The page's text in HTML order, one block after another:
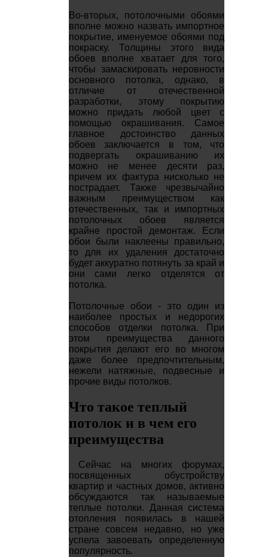
Во-вторых, потолочными обоями
вполне можно назвать импортное
покрытие, именуемое обоями под
покраску. Толщины этого вида
обоев вполне хватает для того,
чтобы замаскировать неровности
основного потолка, однако, в
отличие от отечественной
разработки, этому покрытию
можно придать любой цвет с
помощью окрашивания. Самое
главное достоинство данных
обоев заключается в том, что
подвергать окрашиванию их
можно не менее десяти раз,
причем их фактура нисколько не
пострадает. Также чрезвычайно
важным преимуществом как
отечественных, так и импортных
потолочных обоев является
крайне простой демонтаж. Если
обои были наклеены правильно,
то для их удаления достаточно
будет аккуратно потянуть за край и
они сами легко отделятся от
потолка.
Потолочные обои - это один из
наиболее простых и недорогих
способов отделки потолка. При
этом преимущества данного
покрытия делают его во многом
даже более предпочтительным,
нежели натяжные, подвесные и
прочие виды потолков.
Что такое теплый
потолок и в чем его
преимущества
Сейчас на многих форумах,
посвященных обустройству
квартир и частных домов, активно
обсуждаются так называемые
теплые потолки. Данная система
отопления появилась в нашей
стране совсем недавно, но уже
успела завоевать определенную
популярность.